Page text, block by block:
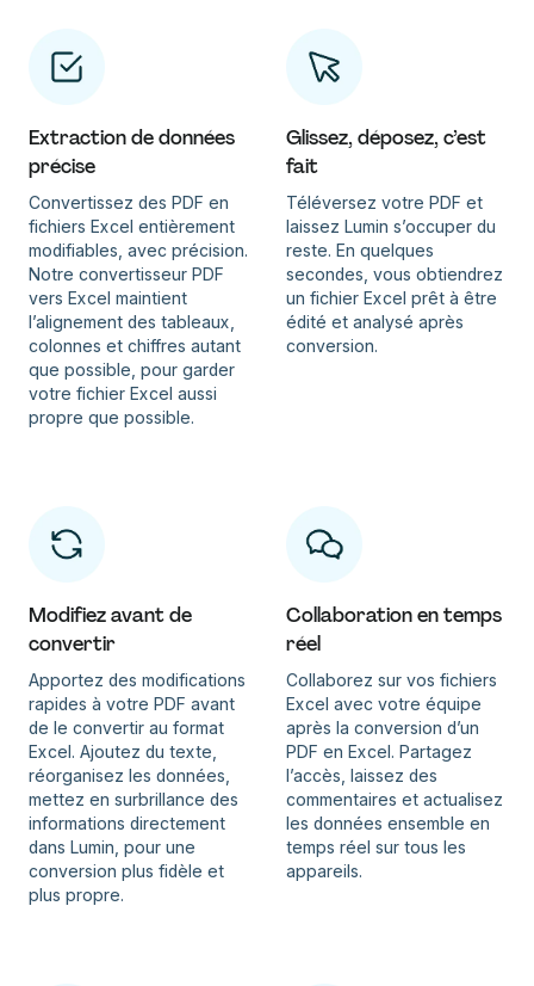
Extraction de données
précise
Convertissez des PDF en
fichiers Excel entièrement
modifiables, avec précision.
Notre convertisseur PDF
vers Excel maintient
l’alignement des tableaux,
colonnes et chiffres autant
que possible, pour garder
votre fichier Excel aussi
propre que possible.
Glissez, déposez, c’est
fait
Téléversez votre PDF et
laissez Lumin s’occuper du
reste. En quelques
secondes, vous obtiendrez
un fichier Excel prêt à être
édité et analysé après
conversion.
Modifiez avant de
convertir
Apportez des modifications
rapides à votre PDF avant
de le convertir au format
Excel. Ajoutez du texte,
réorganisez les données,
mettez en surbrillance des
informations directement
dans Lumin, pour une
conversion plus fidèle et
plus propre.
Collaboration en temps
réel
Collaborez sur vos fichiers
Excel avec votre équipe
après la conversion d’un
PDF en Excel. Partagez
l’accès, laissez des
commentaires et actualisez
les données ensemble en
temps réel sur tous les
appareils.